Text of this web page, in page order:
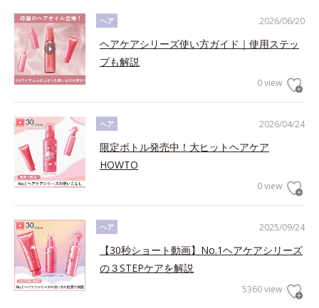
2026/06/20
ヘア
ヘアケアシリーズ使い方ガイド｜使用ステッ
プも解説
0 view
2026/04/24
ヘア
限定ボトル発売中！大ヒットヘアケア
HOWTO
0 view
2025/09/24
ヘア
【30秒ショート動画】No.1ヘアケアシリーズ
の３STEPケアを解説
5360 view